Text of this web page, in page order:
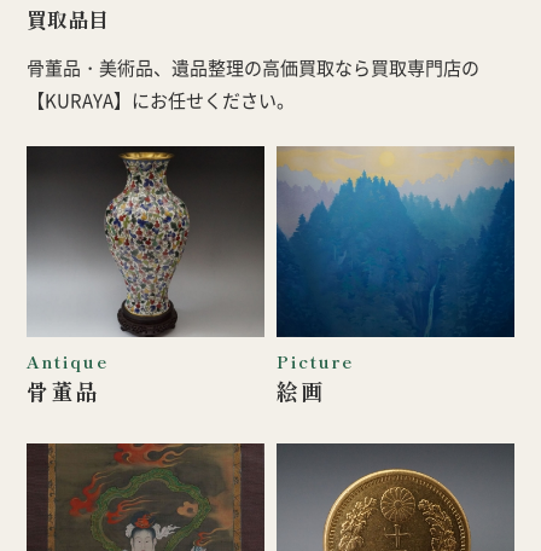
買取品目
骨董品・美術品、遺品整理の高価買取なら買取専門店の
【KURAYA】にお任せください。
Antique
骨董品
Picture
絵画